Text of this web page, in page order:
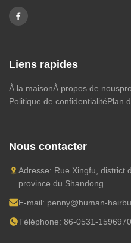
fermeture des cheveux
Boucle de cheveux humains
Liens rapides
À la maisonÀ propos de nous
Politique de confidentialitéPlan
Nous contacter
Adresse: Rue Xingfu, district
province du Shandong
E-mail: penny@human-
Téléphone: 86-0531-